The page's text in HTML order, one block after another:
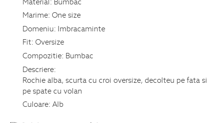
Marime: One size
Domeniu: Imbracaminte
Fit: Oversize
Compozitie: Bumbac
Descriere:
Rochie alba, scurta cu croi oversize, decolteu pe fata si
pe spate cu volan
Culoare: Alb